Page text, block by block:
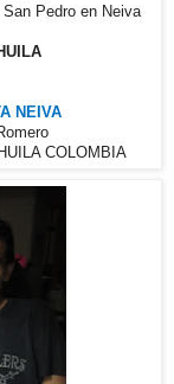
Pedro en Neiva
NEIVA
COLOMBIA